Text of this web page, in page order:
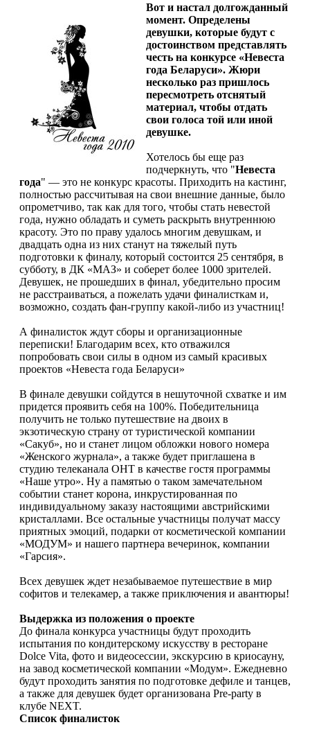
Вот и настал долгожданный
момент. Определены
девушки, которые будут с
достоинством представлять
честь на конкурсе «Невеста
года Беларуси». Жюри
несколько раз пришлось
пересмотреть отснятый
материал, чтобы отдать
свои голоса той или иной
девушке.
Хотелось бы еще раз
подчеркнуть, что "Невеста
года" — это не конкурс красоты. Приходить на кастинг,
полностью рассчитывая на свои внешние данные, было
опрометчиво, так как для того, чтобы стать невестой
года, нужно обладать и суметь раскрыть внутреннюю
красоту. Это по праву удалось многим девушкам, и
двадцать одна из них станут на тяжелый путь
подготовки к финалу, который состоится 25 сентября, в
субботу, в ДК «МАЗ» и соберет более 1000 зрителей.
Девушек, не прошедших в финал, убедительно просим
не расстраиваться, а пожелать удачи финалисткам и,
возможно, создать фан-группу какой-либо из участниц!
А финалисток ждут сборы и организационные
переписки! Благодарим всех, кто отважился
попробовать свои силы в одном из самый красивых
проектов «Невеста года Беларуси»
В финале девушки сойдутся в нешуточной схватке и им
придется проявить себя на 100%. Победительница
получить не только путешествие на двоих в
экзотическую страну от туристической компании
«Сакуб», но и станет лицом обложки нового номера
«Женского журнала», а также будет приглашена в
студию телеканала ОНТ в качестве гостя программы
«Наше утро». Ну а памятью о таком замечательном
событии станет корона, инкрустированная по
индивидуальному заказу настоящими австрийскими
кристаллами. Все остальные участницы получат массу
приятных эмоций, подарки от косметической компании
«МОДУМ» и нашего партнера вечеринок, компании
«Гарсия».
Всех девушек ждет незабываемое путешествие в мир
софитов и телекамер, а также приключения и авантюры!
Выдержка из положения о проекте
До финала конкурса участницы будут проходить
испытания по кондитерскому искусству в ресторане
Dolce Vita, фото и видеосессии, экскурсию в криосауну,
на завод косметической компании «Модум». Ежедневно
будут проходить занятия по подготовке дефиле и танцев,
а также для девушек будет организована Pre-party в
клубе NEXT.
Список финалисток